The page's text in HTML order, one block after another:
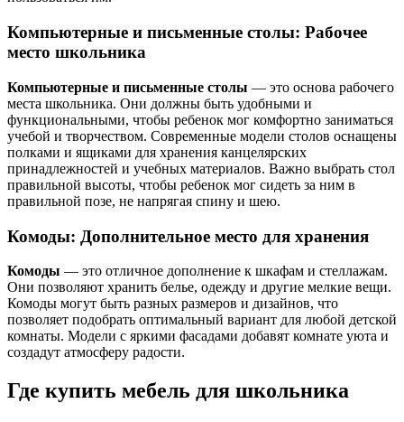
Компьютерные и письменные столы: Рабочее
место школьника
Компьютерные и письменные столы — это основа рабочего
места школьника. Они должны быть удобными и
функциональными, чтобы ребенок мог комфортно заниматься
учебой и творчеством. Современные модели столов оснащены
полками и ящиками для хранения канцелярских
принадлежностей и учебных материалов. Важно выбрать стол
правильной высоты, чтобы ребенок мог сидеть за ним в
правильной позе, не напрягая спину и шею.
Комоды: Дополнительное место для хранения
Комоды — это отличное дополнение к шкафам и стеллажам.
Они позволяют хранить белье, одежду и другие мелкие вещи.
Комоды могут быть разных размеров и дизайнов, что
позволяет подобрать оптимальный вариант для любой детской
комнаты. Модели с яркими фасадами добавят комнате уюта и
создадут атмосферу радости.
Где купить мебель для школьника